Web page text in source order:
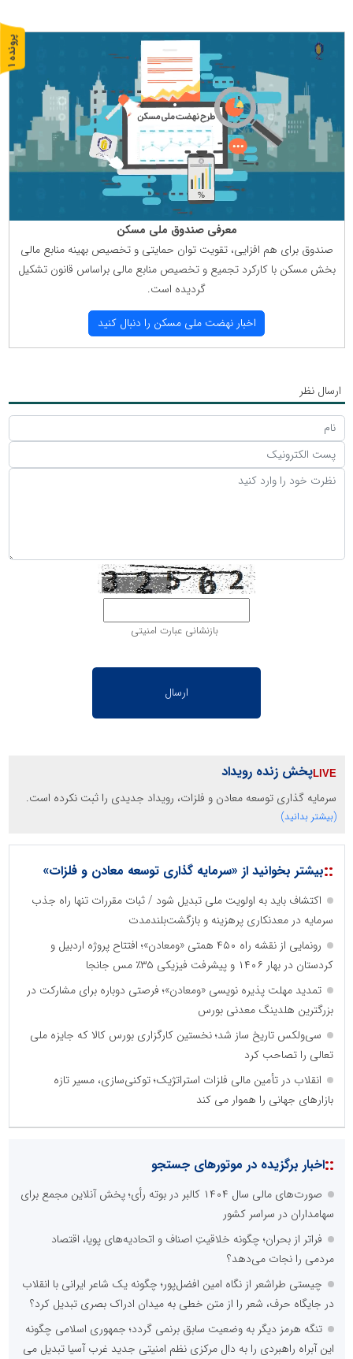
معرفی صندوق ملی مسكن
صندوق برای هم افزایی، تقویت توان حمایتی و تخصیص بهینه منابع مالی
بخش مسكن با كاركرد تجمیع و تخصیص منابع مالی براساس قانون تشكیل
گردیده است.
اخبار نهضت ملی مسكن را دنبال كنید
ارسال نظر
بازنشانی عبارت امنیتی
پخش زنده رویداد
سرمایه گذاری توسعه معادن و فلزات، رویداد جدیدی را ثبت نکرده است.
(بیشتر بدانید)
::بیشتر بخوانید از «سرمایه گذاری توسعه معادن و فلزات»
اکتشاف باید به اولویت ملی تبدیل شود / ثبات مقررات تنها راه جذب
سرمایه در معدنکاری پرهزینه و بازگشت‌بلندمدت
رونمایی از نقشه راه ۴۵۰ همتی «ومعادن»؛ افتتاح پروژه اردبیل و
کردستان در بهار ۱۴۰۶ و پیشرفت فیزیکی ۳۵٪ مس جانجا
تمدید مهلت پذیره نویسی «ومعادن»؛ فرصتی دوباره برای مشارکت در
بزرگترین هلدینگ معدنی بورس
سی‌ولکس تاریخ ساز شد؛ نخستین کارگزاری بورس کالا که جایزه ملی
تعالی را تصاحب کرد
انقلاب در تأمین مالی فلزات استراتژیک؛ توکنی‌سازی، مسیر تازه
بازارهای جهانی را هموار می کند
::اخبار برگزیده در موتورهای جستجو
صورت‌های مالی سال ۱۴۰۴ کالبر در بوته رأی؛ پخش آنلاین مجمع برای
سهامداران در سراسر کشور
فراتر از بحران؛ چگونه خلاقیتِ اصناف و اتحادیه‌های پویا، اقتصاد
مردمی را نجات می‌دهد؟
چیستی طراشعر از نگاه امین افضل‌پور؛ چگونه یک شاعر ایرانی با انقلاب
در جایگاه حرف، شعر را از متن خطی به میدان ادراک بصری تبدیل کرد؟
تنگه هرمز دیگر به وضعیت سابق برنمی گردد؛ جمهوری اسلامی چگونه
این آبراه راهبردی را به دال مرکزی نظم امنیتی جدید غرب آسیا تبدیل می
پ
ر
و
ن
د
ه
1